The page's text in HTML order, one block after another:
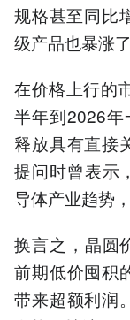
规格甚至同比
级产品也暴涨
在价格上行的
半年到2026年
释放具有直接
提问时曾表示
导体产业趋势
换言之，晶圆
前期低价囤积
带来超额利润